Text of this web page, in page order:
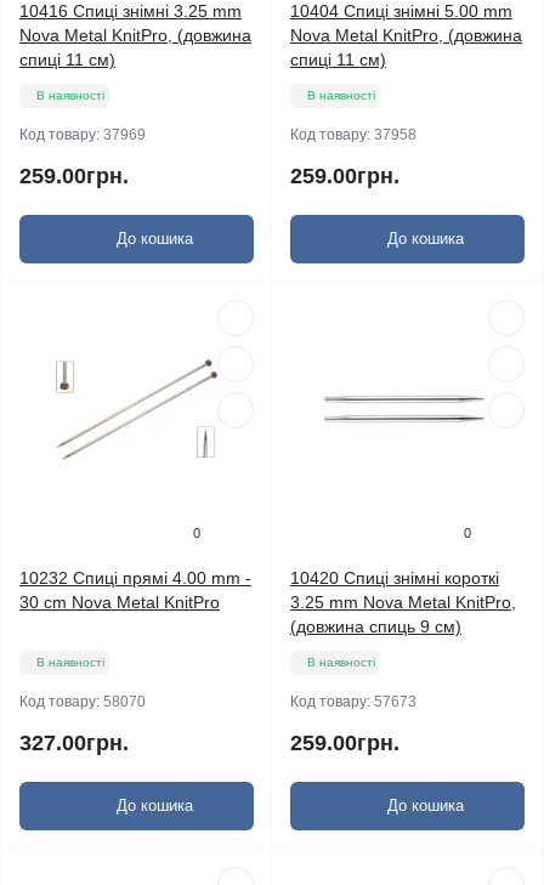
10416 Спиці знімні 3.25 mm
Nova Metal KnitPro, (довжина
спиці 11 см)
В наявності
Код товару: 37969
259.00грн.
До кошика
10404 Спиці знімні 5.00 mm
Nova Metal KnitPro, (довжина
спиці 11 см)
В наявності
Код товару: 37958
259.00грн.
До кошика
0
10232 Спиці прямі 4.00 mm -
30 cm Nova Metal KnitPro
В наявності
Код товару: 58070
327.00грн.
До кошика
0
10420 Спиці знімні короткі
3.25 mm Nova Metal KnitPro,
(довжина спиць 9 см)
В наявності
Код товару: 57673
259.00грн.
До кошика